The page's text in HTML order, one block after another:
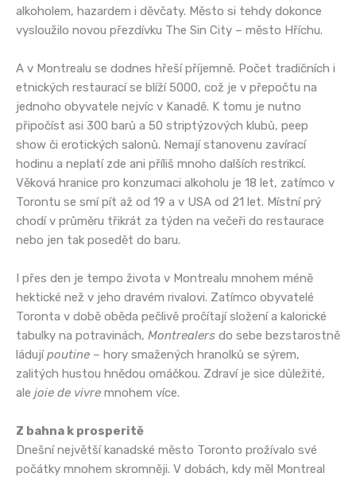
alkoholem, hazardem i děvčaty. Město si tehdy dokonce
vysloužilo novou přezdívku The Sin City – město Hříchu.
A v Montrealu se dodnes hřeší příjemně. Počet tradičních i
etnických restaurací se blíží 5000, což je v přepočtu na
jednoho obyvatele nejvíc v Kanadě. K tomu je nutno
připočíst asi 300 barů a 50 striptýzových klubů, peep
show či erotických salonů. Nemají stanovenu zavírací
hodinu a neplatí zde ani příliš mnoho dalších restrikcí.
Věková hranice pro konzumaci alkoholu je 18 let, zatímco v
Torontu se smí pít až od 19 a v USA od 21 let. Místní prý
chodí v průměru třikrát za týden na večeři do restaurace
nebo jen tak posedět do baru.
I přes den je tempo života v Montrealu mnohem méně
hektické než v jeho dravém rivalovi. Zatímco obyvatelé
Toronta v době oběda pečlivě pročítají složení a kalorické
tabulky na potravinách, Montrealers do sebe bezstarostně
ládujípoutine – hory smažených hranolků se sýrem,
zalitých hustou hnědou omáčkou. Zdraví je sice důležité,
ale joie de vivre mnohem více.
Z bahna k prosperitě
Dnešní největší kanadské město Toronto prožívalo své
počátky mnohem skromněji. V dobách, kdy měl Montreal